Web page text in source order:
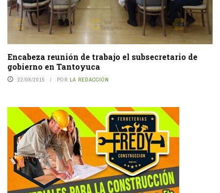
Encabeza reunión de trabajo el subsecretario de
gobierno en Tantoyuca
22/08/2015 POR LA REDACCIÓN